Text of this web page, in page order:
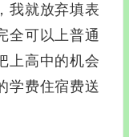
我就放弃填表
全可以上普通
上高中的机会
学费住宿费送